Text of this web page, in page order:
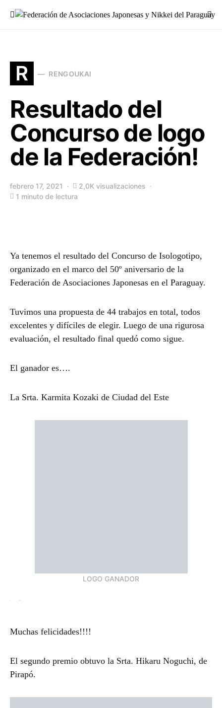
Buscar:
R RENGOUKAI
Resultado del
Concurso de logo
de la Federación!
febrero 17, 2021
2,0K visualizaciones
1 minuto de lectura
Ya tenemos el resultado del Concurso de Isologotipo,
organizado en el marco del 50º aniversario de la
Federación de Asociaciones Japonesas en el Paraguay.
Tuvimos una propuesta de 44 trabajos en total, todos
excelentes y difíciles de elegir. Luego de una rigurosa
evaluación, el resultado final quedó como sigue.
El ganador es….
La Srta. Karmita Kozaki de Ciudad del Este
LOGO GANADOR
Muchas felicidades!!!!
El segundo premio obtuvo la Srta. Hikaru Noguchi, de
Pirapó.